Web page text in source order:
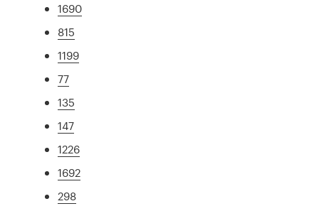
1690
815
1199
77
135
147
1226
1692
298